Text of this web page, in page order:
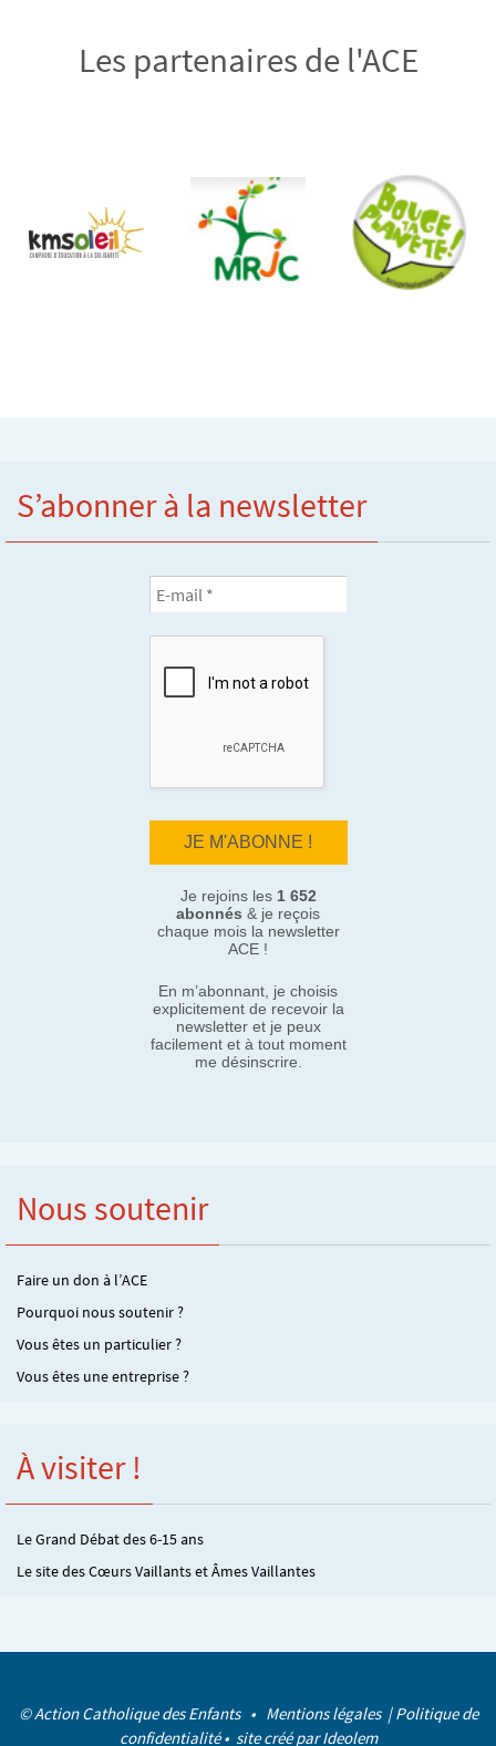
Les partenaires de l'ACE
S’abonner à la newsletter
Je rejoins les 1 652
abonnés & je reçois
chaque mois la newsletter
ACE !
En m’abonnant, je choisis
explicitement de recevoir la
newsletter et je peux
facilement et à tout moment
me désinscrire.
Nous soutenir
Faire un don à l’ACE
Pourquoi nous soutenir ?
Vous êtes un particulier ?
Vous êtes une entreprise ?
À visiter !
Le Grand Débat des 6-15 ans
Le site des Cœurs Vaillants et Âmes Vaillantes
© Action Catholique des Enfants • Mentions légales |Politique de
confidentialité• site créé parIdeolem